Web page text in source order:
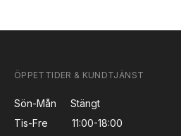
ÖPPETTIDER & KUNDTJÄNST
Sön-Mån
Stängt
Tis-Fre
11:00-18:00